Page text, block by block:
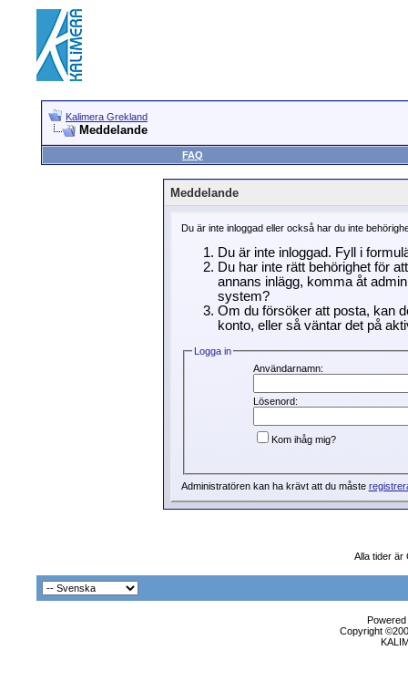
Kalimera Grekland
Meddelande
FAQ
Meddelande
Du är inte inloggad eller också har du inte
Du är inte inloggad. Fyll i
Du har inte rätt behörighet för
annans inlägg, komma åt
system?
Om du försöker att posta, kan
konto, eller så väntar det på
Logga in
Användarnamn:
Lösenord:
Kom ihåg mig?
Administratören kan ha krävt att du måste
Alla tider är
Copyright